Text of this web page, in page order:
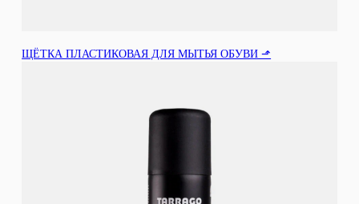
ЩЁТКА ПЛАСТИКОВАЯ ДЛЯ МЫТЬЯ ОБУВИ ⬏